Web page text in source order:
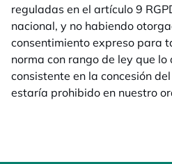
reguladas en el artículo 9
nacional, y no habiendo
consentimiento expreso para
norma con rango de ley que
consistente en la concesión
estaría prohibido en nuestro